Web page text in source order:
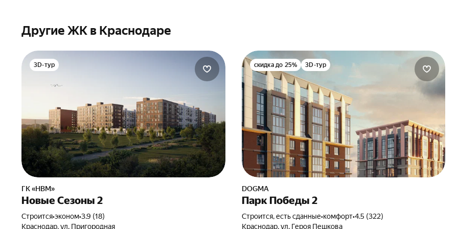
Другие ЖК в Краснодаре
3D-тур
ГК «НВМ»
Новые Сезоны 2
Строится•эконом•3.9 (18)
Краснодар, ул. Пригородная
скидка до 25% 3D-тур
DOGMA
Парк Победы 2
Строится, есть сданные•комфорт•4.5 (322)
Краснодар, ул. Героя Пешкова